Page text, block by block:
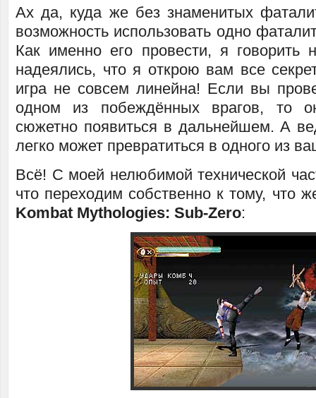
Ах да, куда же без знаменитых
возможность использовать одно
Как именно его провести, я
надеялись, что я открою вам все
игра не совсем линейна! Если вы
одном из побеждённых врагов, то
сюжетно появиться в дальнейшем. А
легко может превратиться в одного из
Всё! С моей нелюбимой технической
что переходим собственно к тому, что
Kombat Mythologies: Sub-Zero: